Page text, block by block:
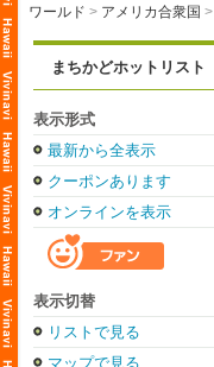
ワールド > アメリカ合衆国 >
まちかどホットリスト
表示形式
最新から全表示
クーポンあります
オンラインを表示
表示切替
リストで見る
マップで見る